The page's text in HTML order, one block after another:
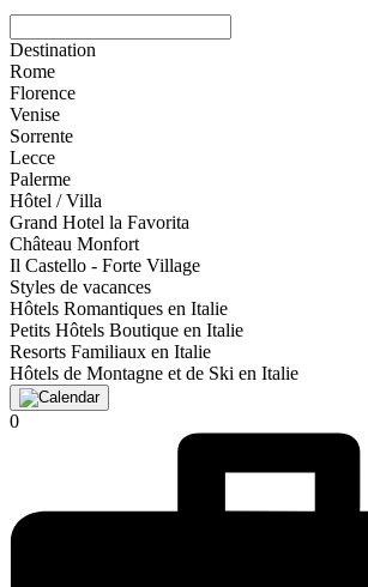
Destination
Rome
Florence
Venise
Sorrente
Lecce
Palerme
Hôtel / Villa
Grand Hotel la Favorita
Château Monfort
Il Castello - Forte Village
Styles de vacances
Hôtels Romantiques en Italie
Petits Hôtels Boutique en Italie
Resorts Familiaux en Italie
Hôtels de Montagne et de Ski en Italie
0